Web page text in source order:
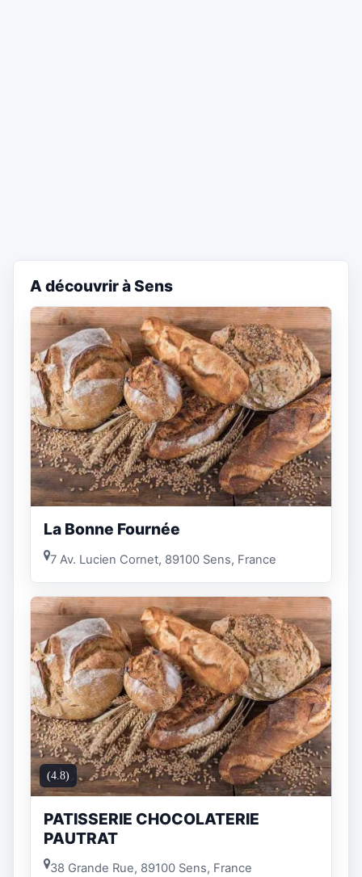
A découvrir à Sens
La Bonne Fournée
7 Av. Lucien Cornet, 89100 Sens, France
(4.8)
PATISSERIE CHOCOLATERIE
PAUTRAT
38 Grande Rue, 89100 Sens, France